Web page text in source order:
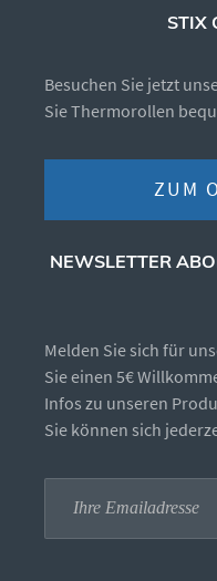
STIX
Besuchen Sie jetzt
Sie Thermorollen
ZUM
NEWSLETTER
Melden Sie sich für
Sie einen 5€
Infos zu unseren
Sie können sich